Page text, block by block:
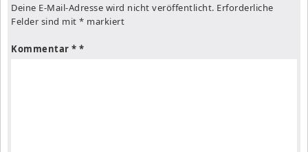
Deine E-Mail-Adresse wird nicht veröffentlicht. Erforderliche
Felder sind mit * markiert
Kommentar *